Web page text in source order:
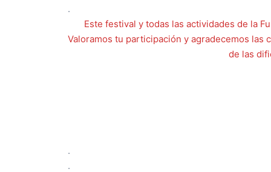
.
Este festival y todas las actividades de la
Valoramos tu participación y agradecemos
de las
.
.